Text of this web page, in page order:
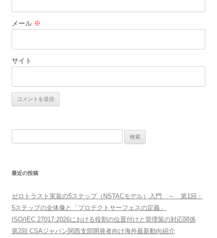
メール ※
サイト
索:
最近の投稿
ゼロトラスト実装の5ステップ（NSTACモデル）入門 ～ 第1回：
5ステップの全体像と「プロテクトサーフェスの定義」
ISO/IEC 27017:2026における役割の位置付けと管理策の対応関係
第2回 CSAジャパン関西支部開発者向け海外最新動向紹介